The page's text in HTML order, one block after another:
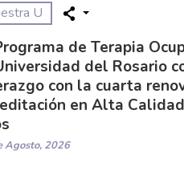
U
de Terapia
del Rosario
con la cuarta
en Alta
Agosto, 2026